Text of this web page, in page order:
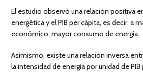
El estudio observó una relación positiva
energética y el PIB per cápita, es decir, a
económico, mayor consumo de energía.
Asimismo, existe una relación inversa
la intensidad de energía por unidad de PIB